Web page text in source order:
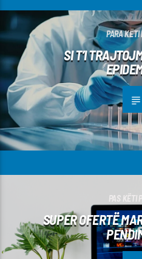
PARA KËTI
SI T’I
PAS KËTI
SUPER OFERTË